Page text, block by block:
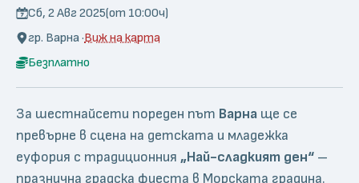
Сб, 2 Авг 2025(от 10:00ч)
гр. Варна ·Виж на карта
Безплатно
За шестнайсети пореден път Варна ще се
превърне в сцена на детската и младежка
еуфория с традиционния „Най-сладкият ден“ –
празнична градска фиеста в Морската градина.